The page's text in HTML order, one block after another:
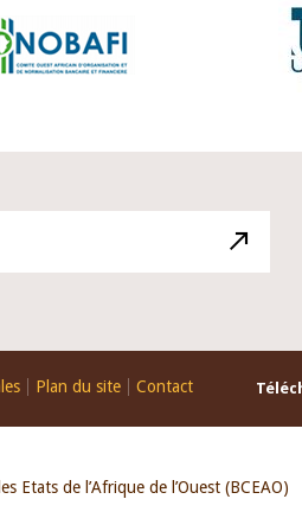
Plan du site Contact
Etats de l’Afrique de l’Ouest (BCEAO)